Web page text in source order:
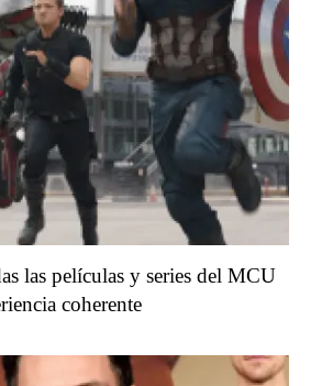
las películas y series del MCU
coherente